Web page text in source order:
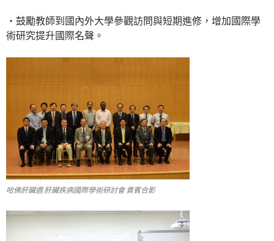
‧鼓勵教師到國內外大學參觀訪問與短期進修，增加國際學
術研究提升國際名聲。
哈佛肝臟週 肝臟疾病國際學術研討會 貴賓合影